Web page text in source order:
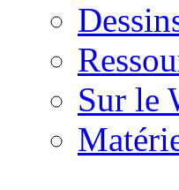
Sur le